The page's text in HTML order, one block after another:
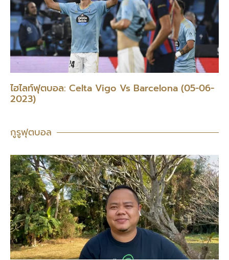
ไฮไลท์ฟุตบอล: Celta Vigo Vs Barcelona (05-06-
2023)
กูรูฟุตบอล